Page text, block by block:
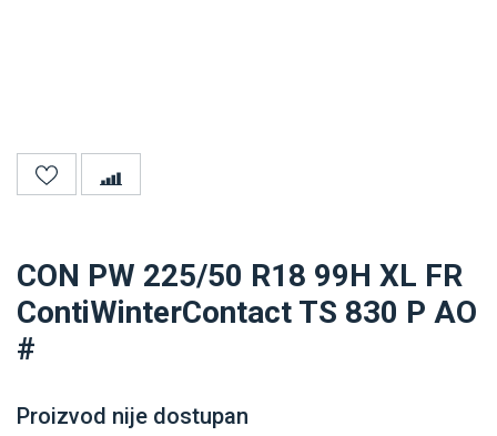
CON PW 225/50 R18 99H XL FR
ContiWinterContact TS 830 P AO
#
Proizvod nije dostupan